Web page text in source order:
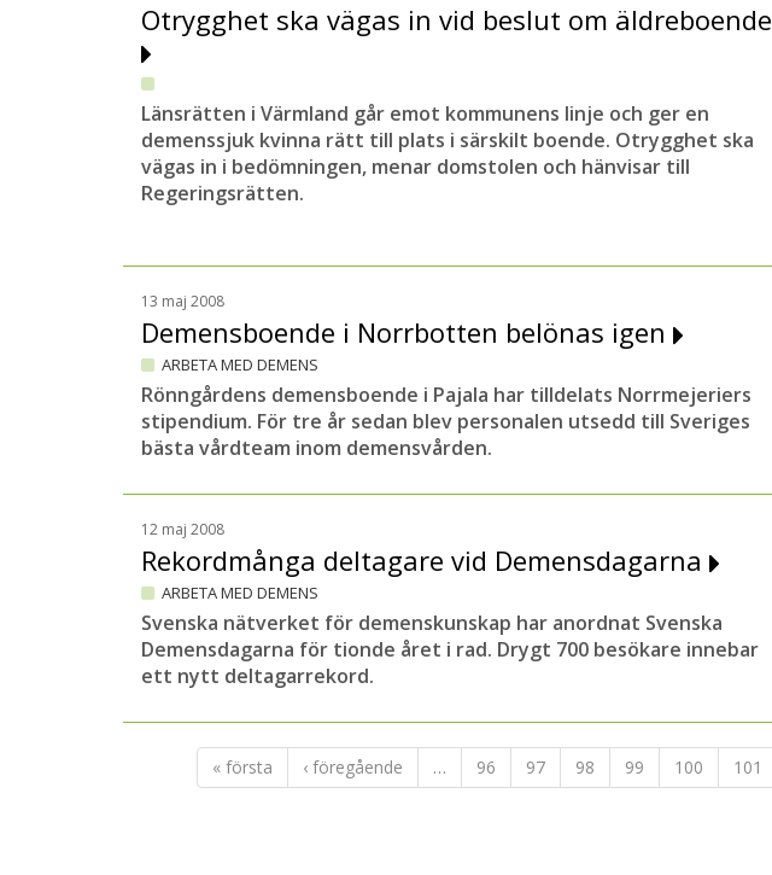
Otrygghet ska vägas in vid beslut om äldreboende
Länsrätten i Värmland går emot kommunens linje och ger en
demenssjuk kvinna rätt till plats i särskilt boende. Otrygghet ska
vägas in i bedömningen, menar domstolen och hänvisar till
Regeringsrätten.
13 maj 2008
Demensboende i Norrbotten belönas igen
ARBETA MED DEMENS
Rönngårdens demensboende i Pajala har tilldelats Norrmejeriers
stipendium. För tre år sedan blev personalen utsedd till Sveriges
bästa vårdteam inom demensvården.
12 maj 2008
Rekordmånga deltagare vid Demensdagarna
ARBETA MED DEMENS
Svenska nätverket för demenskunskap har anordnat Svenska
Demensdagarna för tionde året i rad. Drygt 700 besökare innebar
ett nytt deltagarrekord.
« första ‹ föregående … 96 97 98 99 100 101